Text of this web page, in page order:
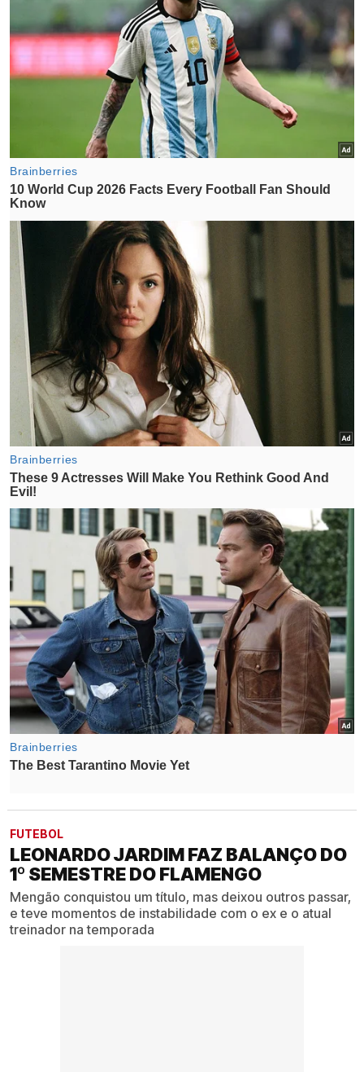
FUTEBOL
LEONARDO JARDIM FAZ BALANÇO DO
1º SEMESTRE DO FLAMENGO
Mengão conquistou um título, mas deixou outros passar,
e teve momentos de instabilidade com o ex e o atual
treinador na temporada